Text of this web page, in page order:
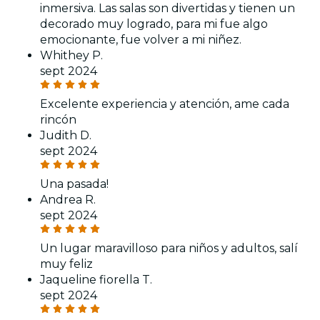
inmersiva. Las salas son divertidas y tienen un
decorado muy logrado, para mi fue algo
emocionante, fue volver a mi niñez.
Whithey P.
sept 2024
Excelente experiencia y atención, ame cada
rincón
Judith D.
sept 2024
Una pasada!
Andrea R.
sept 2024
Un lugar maravilloso para niños y adultos, salí
muy feliz
Jaqueline fiorella T.
sept 2024